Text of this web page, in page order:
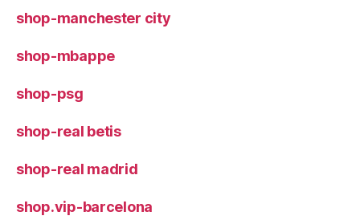
shop-manchester city
shop-mbappe
shop-psg
shop-real betis
shop-real madrid
shop.vip-barcelona